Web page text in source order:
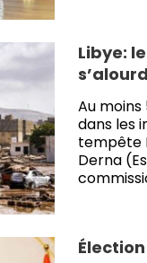
Libye:
Au
dans les
tempête
Derna